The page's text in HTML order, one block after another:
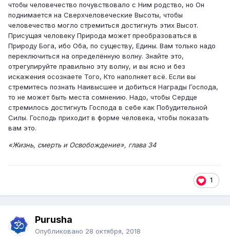
чтобы человечество почувствовало с Ним родство, но Он
поднимается на Сверхчеловеческие Высоты, чтобы
человечество могло стремиться достигнуть этих Высот.
Присущая человеку Природа может преобразоваться в
Природу Бога, ибо Оба, по существу, Едины. Вам только надо
переключиться на определённую волну. Знайте это,
отрегулируйте правильно эту волну, и вы ясно и без
искажения осознаете Того, Кто наполняет всё. Если вы
стремитесь познать Наивысшее и добиться Награды Господа,
то не может быть места сомнению. Надо, чтобы Сердце
стремилось достигнуть Господа в себе как Побудительной
Силы. Господь приходит в форме человека, чтобы показать
вам это.
«Жизнь, смерть и Освобождение», глава 34
1
Purusha
Опубликовано 28 октября, 2018